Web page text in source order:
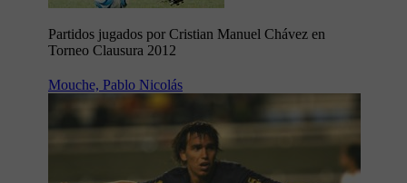
Partidos jugados por Cristian Manuel Chávez en
Torneo Clausura 2012
Mouche, Pablo Nicolás